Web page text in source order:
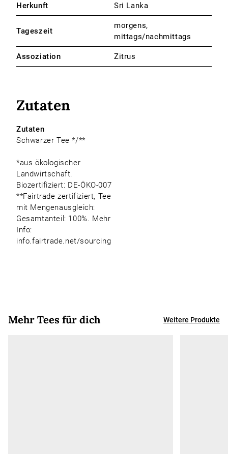
Herkunft Sri Lanka
Tageszeit
morgens,
mittags/nachmittags
Assoziation Zitrus
Zutaten
Zutaten
Schwarzer Tee */**
*aus ökologischer
Landwirtschaft.
Biozertifiziert: DE-ÖKO-007
**Fairtrade zertifiziert, Tee
mit Mengenausgleich:
Gesamtanteil: 100%. Mehr
Info:
info.fairtrade.net/sourcing
Mehr Tees für dich Weitere Produkte